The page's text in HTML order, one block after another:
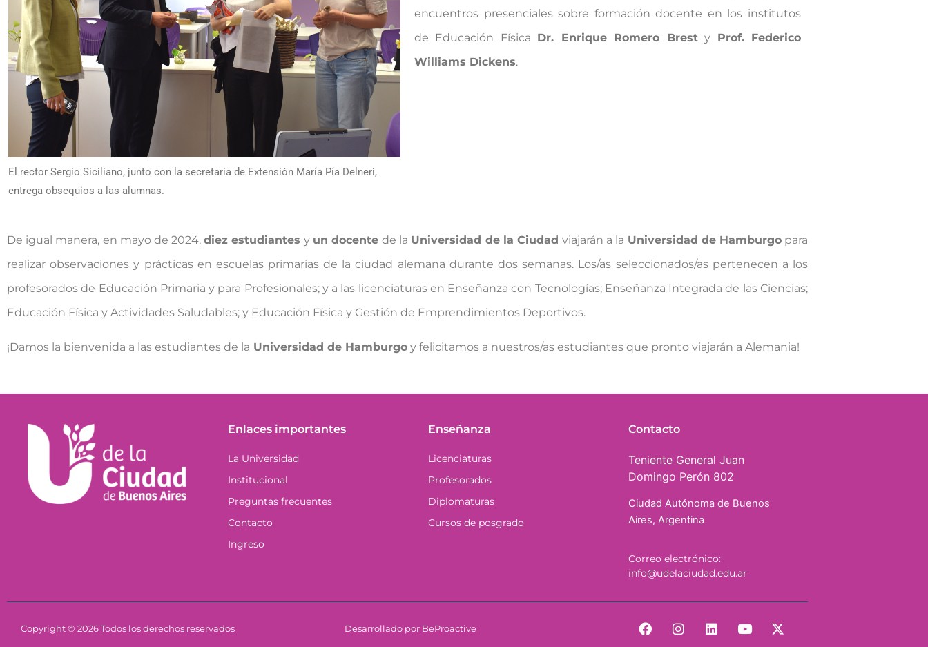
El rector Sergio Siciliano, junto con la secretaria de Extensión María Pía Delneri,
entrega obsequios a las alumnas.
encuentros presenciales sobre formación docente en los institutos
de Educación Física Dr. Enrique Romero Bresty Prof. Federico
Williams Dickens.
De igual manera, en mayo de 2024,diez estudiantes y un docentede la Universidad de la Ciudadviajarán a la Universidad de Hamburgopara
realizar observaciones y prácticas en escuelas primarias de la ciudad alemana durante dos semanas. Los/as seleccionados/as pertenecen a los
profesorados de Educación Primaria y para Profesionales; y a las licenciaturas en Enseñanza con Tecnologías; Enseñanza Integrada de las Ciencias;
Educación Física y Actividades Saludables; y Educación Física y Gestión de Emprendimientos Deportivos.
¡Damos la bienvenida a las estudiantes de la Universidad de Hamburgo y felicitamos a nuestros/as estudiantes que pronto viajarán a Alemania!
Enlaces importantes
La Universidad
Institucional
Preguntas frecuentes
Contacto
Ingreso
Enseñanza
Licenciaturas
Profesorados
Diplomaturas
Cursos de posgrado
Contacto
Teniente General Juan
Domingo Perón 802
Ciudad Autónoma de Buenos
Aires, Argentina
Correo electrónico:
info@udelaciudad.edu.ar
Copyright © 2026 Todos los derechos reservados Desarrollado por BeProactive